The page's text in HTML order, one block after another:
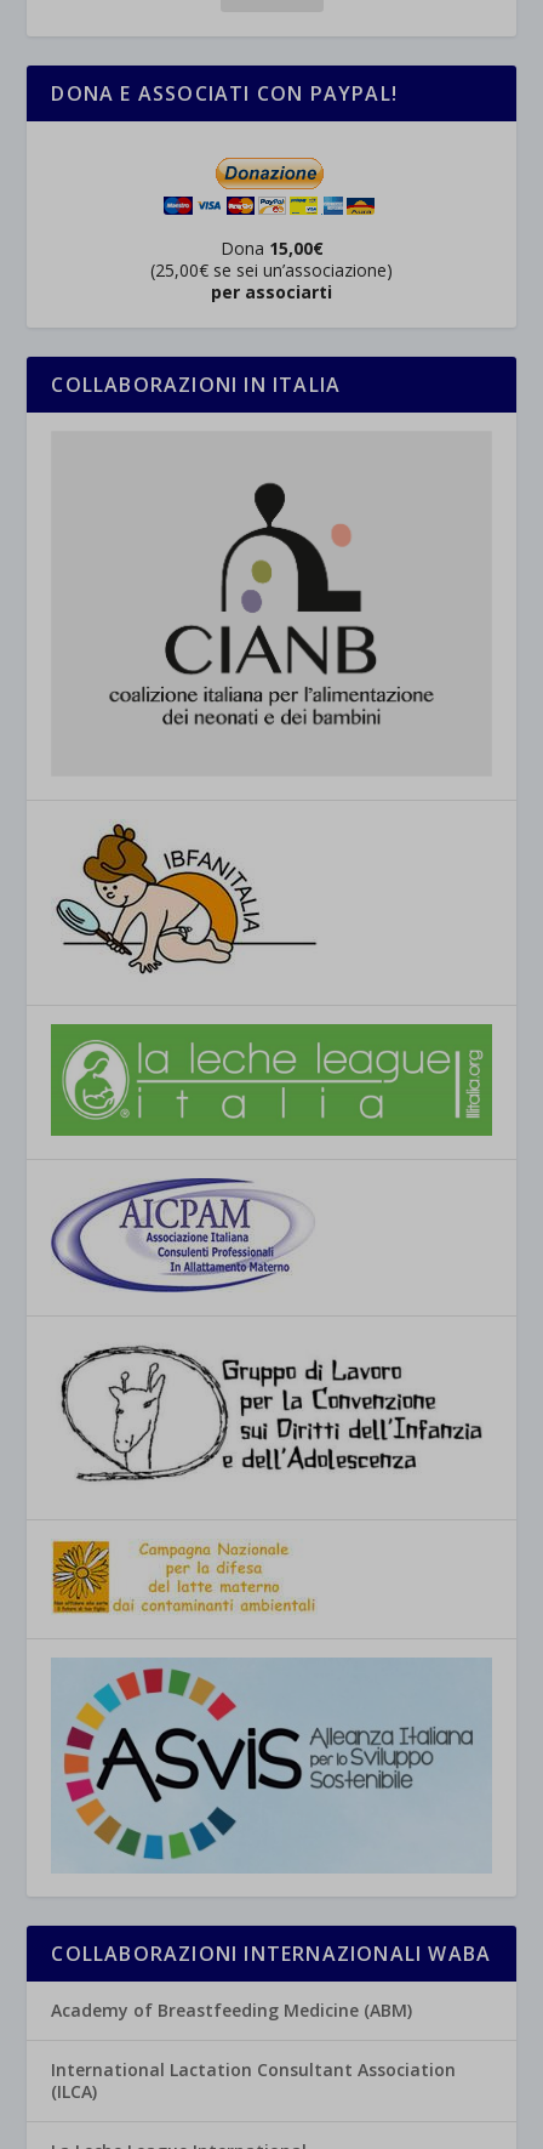
DONA E ASSOCIATI CON PAYPAL!
Dona 15,00€
(25,00€ se sei un’associazione)
per associarti
COLLABORAZIONI IN ITALIA
COLLABORAZIONI INTERNAZIONALI WABA
Academy of Breastfeeding Medicine (ABM)
International Lactation Consultant Association
(ILCA)